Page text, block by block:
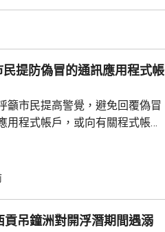
提防偽冒的通訊應用程式帳
籲市民提高警覺，避免回覆偽冒
用程式帳戶，或向有關程式帳戶
，以盗取市民的個人資料。社署
貢吊鐘洲對開浮潛期間遇溺